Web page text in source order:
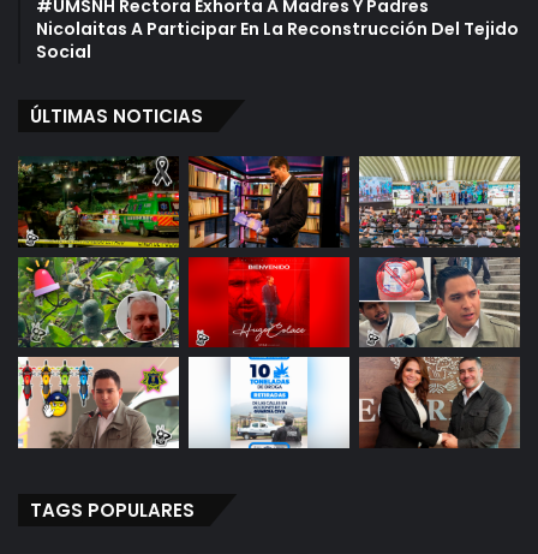
#UMSNH Rectora Exhorta A Madres Y Padres
Nicolaitas A Participar En La Reconstrucción Del Tejido
Social
ÚLTIMAS NOTICIAS
TAGS POPULARES